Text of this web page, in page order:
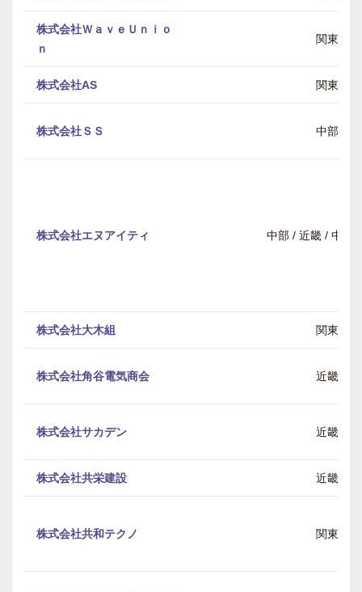
株式会社ＷａｖｅＵｎｉｏ
ｎ
関東
株式会社AS 関東
株式会社ＳＳ 中部
株式会社エヌアイティ 中部 / 近畿 / 中国
株式会社大木組 関東
株式会社角谷電気商会 近畿
株式会社サカデン 近畿
株式会社共栄建設 近畿
株式会社共和テクノ 関東